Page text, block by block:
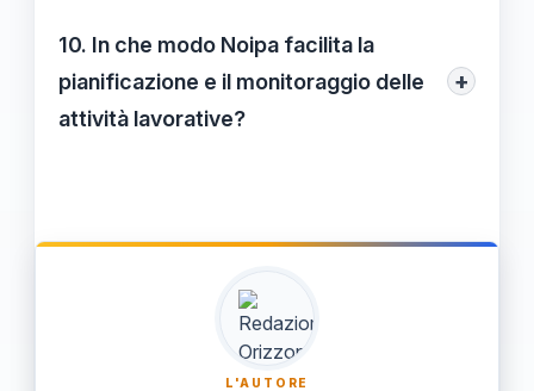
user-friendly, progettata per facilitare la
navigazione anche per gli utenti con poca
esperienza tecnologica.
10. In che modo Noipa facilita la
pianificazione e il monitoraggio delle
attività lavorative?
+
monitorare le loro informazioni in tempo
reale e di prendere decisioni informate.
L'AUTORE